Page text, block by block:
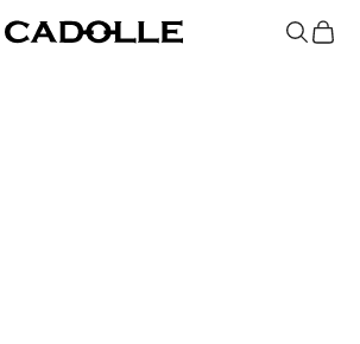
Cadolle
Recherche
Panier